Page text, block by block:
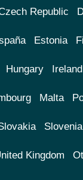
Republic
Estonia
Hungary Ireland
Malta
Slovenia
Kingdom